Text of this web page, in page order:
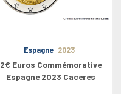
Espagne 2023
2€ Euros Commémorative
Espagne 2023 Caceres